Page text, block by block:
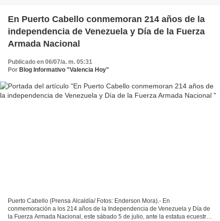
En Puerto Cabello conmemoran 214 años de la
independencia de Venezuela y Día de la Fuerza
Armada Nacional
Publicado en 06/07/a. m. 05:31
Por Blog Informativo "Valencia Hoy"
Puerto Cabello (Prensa Alcaldía/ Fotos: Enderson Mora).- En
conmemoración a los 214 años de la Independencia de Venezuela y Día de
la Fuerza Armada Nacional, este sábado 5 de julio, ante la estatua ecuestre